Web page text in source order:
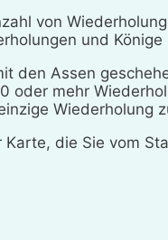
von
und
den Assen
oder mehr
Wiederholung
die Sie vom